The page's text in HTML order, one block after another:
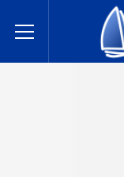
Toggle Menu